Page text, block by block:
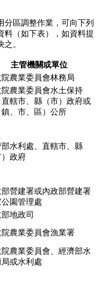
分區調整作業，可向下列
料（如下表），如資料提
。
主管機關或單位
農業委員會林務局
農業委員會水土保持
直轄市、縣（市）政府或
、市、區）公所
水利處、直轄市、縣
）政府
部營建署或內政部營建署
公園管理處
地政司
農業委員會漁業署
農業委員會、經濟部水
局或水利處